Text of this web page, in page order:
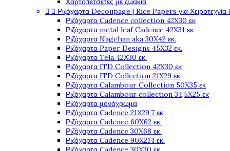
  Ριζόχαρτα Decoupage | Rice Papers για Χειροτεχνία
Ριζόχαρτα Cadence collection 42X30 εκ
Ριζόχαρτα metal leaf Cadence 42X31 εκ
Ριζόχαρτα Nagehan aka 30X42 εκ.
Ριζόχαρτα Paper Designs 45X32 εκ.
Ριζόχαρτα Tela 42Χ30 εκ.
Ριζόχαρτα ITD Collection 42X30 εκ
Ριζόχαρτα ITD Collection 21X29 εκ
Ριζόχαρτα Calambour Collection 50X35 εκ
Ριζόχαρτα Calambour collection 34,5X25 εκ
Ριζόχαρτα μονόχρωμα
Ριζόχαρτα Cadence 21Χ29,7 εκ
Ριζόχαρτα Cadence 60X62 εκ.
Ριζόχαρτα Cadence 30X68 εκ.
Ριζόχαρτα Cadence 90X214 εκ.